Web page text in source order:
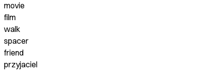
movie
film
walk
spacer
friend
przyjaciel